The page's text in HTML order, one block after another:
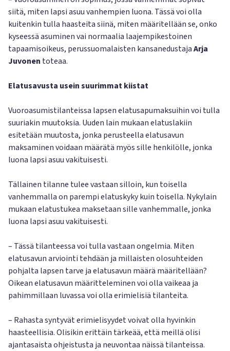
siitä, miten lapsi asuu vanhempien luona. Tässä voi olla
kuitenkin tulla haasteita siinä, miten määritellään se, onko
kyseessä asuminen vai normaalia laajempikestoinen
tapaamisoikeus, perussuomalaisten kansanedustajaArja
Juvonen toteaa.
Elatusavusta usein suurimmat kiistat
Vuoroasumistilanteissa lapsen elatusapumaksuihin voi tulla
suuriakin muutoksia. Uuden lain mukaan elatuslakiin
esitetään muutosta, jonka perusteella elatusavun
maksaminen voidaan määrätä myös sille henkilölle, jonka
luona lapsi asuu vakituisesti.
Tällainen tilanne tulee vastaan silloin, kun toisella
vanhemmalla on parempi elatuskyky kuin toisella. Nykylain
mukaan elatustukea maksetaan sille vanhemmalle, jonka
luona lapsi asuu vakituisesti.
– Tässä tilanteessa voi tulla vastaan ongelmia. Miten
elatusavun arviointi tehdään ja millaisten olosuhteiden
pohjalta lapsen tarve ja elatusavun määrä määritellään?
Oikean elatusavun määritteleminen voi olla vaikeaa ja
pahimmillaan luvassa voi olla erimielisiä tilanteita.
– Rahasta syntyvät erimielisyydet voivat olla hyvinkin
haasteellisia. Olisikin erittäin tärkeää, että meillä olisi
ajantasaista ohjeistusta ja neuvontaa näissä tilanteissa.